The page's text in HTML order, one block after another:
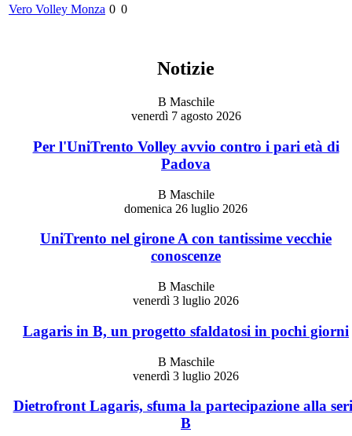
Vero Volley Monza 0 0
Notizie
B Maschile
venerdì 7 agosto 2026
Per l'UniTrento Volley avvio contro i pari età di
Padova
B Maschile
domenica 26 luglio 2026
UniTrento nel girone A con tantissime vecchie
conoscenze
B Maschile
venerdì 3 luglio 2026
Lagaris in B, un progetto sfaldatosi in pochi giorni
B Maschile
venerdì 3 luglio 2026
Dietrofront Lagaris, sfuma la partecipazione alla
B